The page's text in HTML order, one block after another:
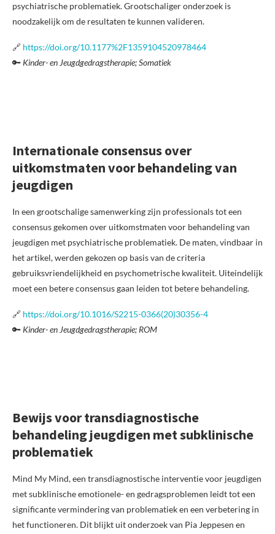
psychiatrische problematiek. Grootschaliger onderzoek is
noodzakelijk om de resultaten te kunnen valideren.
🔗 https://doi.org/10.1177%2F1359104520978464
🔑 Kinder- en Jeugdgedragstherapie; Somatiek
Internationale consensus over
uitkomstmaten voor behandeling van
jeugdigen
In een grootschalige samenwerking zijn professionals tot een
consensus gekomen over uitkomstmaten voor behandeling van
jeugdigen met psychiatrische problematiek. De maten, vindbaar in
het artikel, werden gekozen op basis van de criteria
gebruiksvriendelijkheid en psychometrische kwaliteit. Uiteindelijk
moet een betere consensus gaan leiden tot betere behandeling.
🔗 https://doi.org/10.1016/S2215-0366(20)30356-4
🔑 Kinder- en Jeugdgedragstherapie; ROM
Bewijs voor transdiagnostische
behandeling jeugdigen met subklinische
problematiek
Mind My Mind, een transdiagnostische interventie voor jeugdigen
met subklinische emotionele- en gedragsproblemen leidt tot een
significante vermindering van problematiek en een verbetering in
het functioneren. Dit blijkt uit onderzoek van Pia Jeppesen en